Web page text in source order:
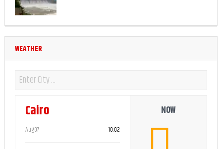
WEATHER
Cairo
Aug07 10:02
NOW